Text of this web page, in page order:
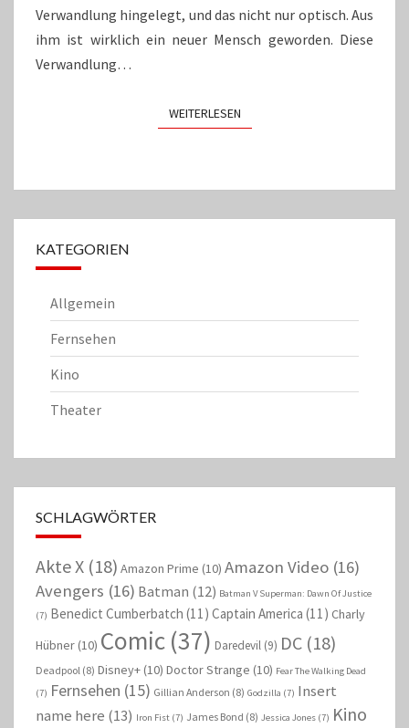
Verwandlung hingelegt, und das nicht nur optisch. Aus
ihm ist wirklich ein neuer Mensch geworden. Diese
Verwandlung…
WEITERLESENWEITERLESEN
KATEGORIEN
Allgemein
Fernsehen
Kino
Theater
SCHLAGWÖRTER
Akte X (18) Amazon Prime (10) Amazon Video (16)
Avengers (16) Batman (12) Batman V Superman: Dawn Of Justice
(7) Benedict Cumberbatch (11) Captain America (11) Charly
Hübner (10) Comic (37) Daredevil (9) DC (18)
Deadpool (8) Disney+ (10) Doctor Strange (10) Fear The Walking Dead
(7) Fernsehen (15) Gillian Anderson (8) Godzilla (7) Insert
name here (13) Iron Fist (7) James Bond (8) Jessica Jones (7) Kino